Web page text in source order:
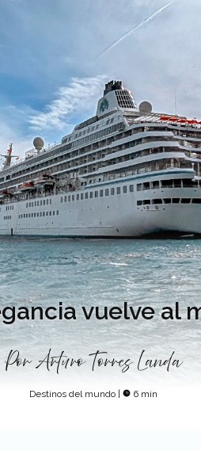
vuelve al
Por Arturo Torres Landa
Destinos del mundo 6 min